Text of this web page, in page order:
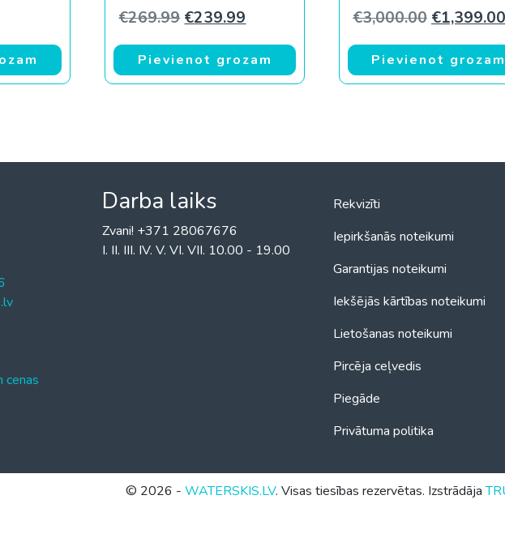
was: €49.00.
Current price is: €30.00.
€269.99 Original price was: €269.99.
€239.99 Current price is: €239.99.
Pievienot grozam
€3,000.00 Original
€1,399.00
Pievienot grozam
Darba laiks
Zvani! +371 28067676
I. II. III. IV. V. VI. VII. 10.00 - 19.00
Rekvizīti
Iepirkšanās noteikumi
Garantijas noteikumi
Iekšējās kārtības noteikumi
Lietošanas noteikumi
Pircēja ceļvedis
Piegāde
Privātuma politika
© 2026 - WATERSKIS.LV. Visas tiesības rezervētas. Izstrādāja